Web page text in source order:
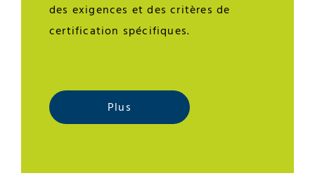
des exigences et des critères de
certification spécifiques.
Plus